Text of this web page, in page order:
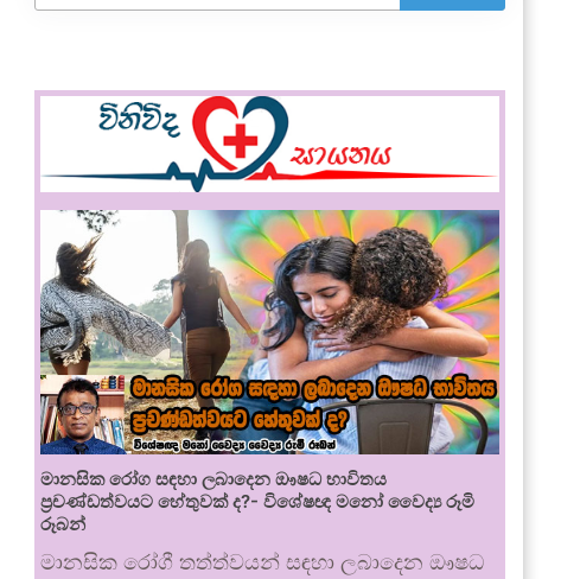
මානසික රෝග සඳහා ලබාදෙන ඖෂධ භාවිතය
ප්‍රචණ්ඩත්වයට හේතුවක් ද?- විශේෂඥ මනෝ වෛද්‍ය රූමි
රූබන්
මානසික රෝගී තත්ත්වයන් සඳහා ලබාදෙන ඖෂධ